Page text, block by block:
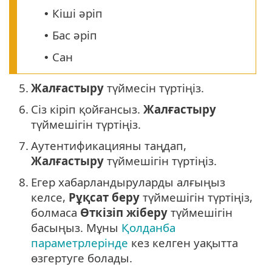
• Кіші әріп
• Бас әріп
• Сан
5. Жалғастыру түймесін түртіңіз.
6. Сіз кіріп қойғансыз. Жалғастыру
түймешігін түртіңіз.
7. Аутентификацияны таңдап,
Жалғастыру түймешігін түртіңіз.
8. Егер хабарландыруларды алғыңыз
келсе, Рұқсат беру түймешігін түртіңіз,
болмаса Өткізіп жіберу түймешігін
басыңыз. Мұны Қолданба
параметрлерінде кез келген уақытта
өзгертуге болады.